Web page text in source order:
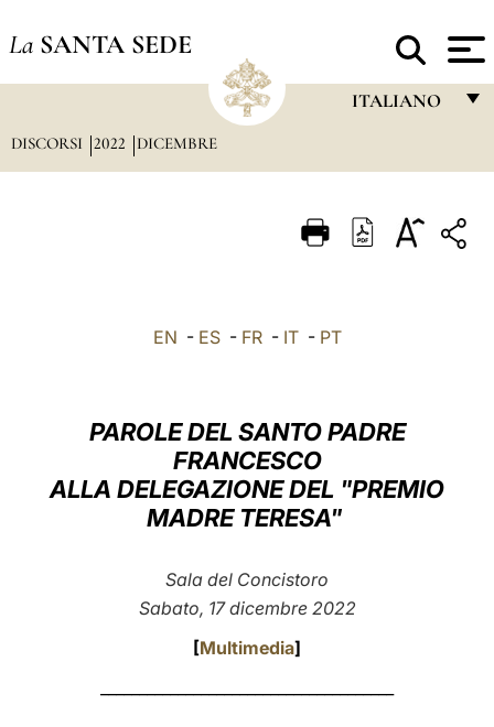
La SANTA SEDE
ITALIANO
ITALIANO
العربيّة
中文
DISCORSI 2022 DICEMBRE
EN - ES- FR- IT- PT
PAROLE DEL SANTO PADRE
FRANCESCO
ALLA DELEGAZIONE DEL "PREMIO
MADRE TERESA"
Sala del Concistoro
Sabato, 17 dicembre 2022
[Multimedia]